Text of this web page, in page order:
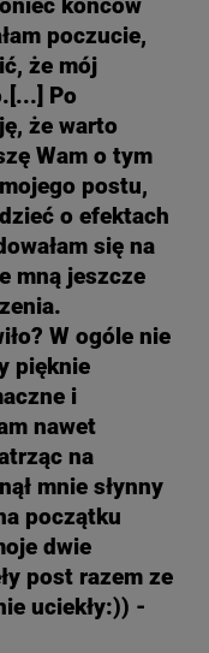
końców
poczucie,
że mój
Po
że warto
Wam o tym
postu,
o efektach
się na
mną jeszcze
W ogóle nie
pięknie
i
nawet
na
mnie słynny
początku
dwie
post razem ze
uciekły:)) -